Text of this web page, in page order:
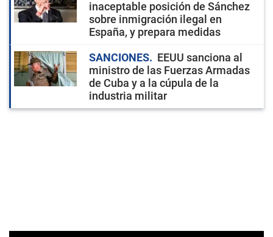
inaceptable posición de Sánchez
sobre inmigración ilegal en
España, y prepara medidas
SANCIONES
EEUU sanciona al
ministro de las Fuerzas Armadas
de Cuba y a la cúpula de la
industria militar